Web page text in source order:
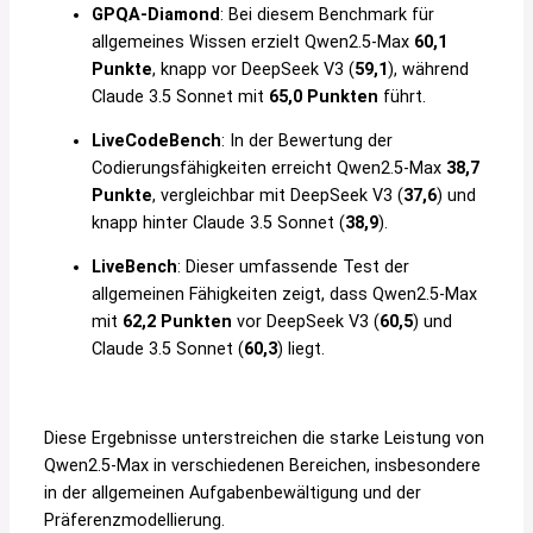
GPQA-Diamond: Bei diesem Benchmark für
allgemeines Wissen erzielt Qwen2.5-Max 60,1
Punkte, knapp vor DeepSeek V3 (59,1), während
Claude 3.5 Sonnet mit 65,0 Punkten führt.
LiveCodeBench: In der Bewertung der
Codierungsfähigkeiten erreicht Qwen2.5-Max 38,7
Punkte, vergleichbar mit DeepSeek V3 (37,6) und
knapp hinter Claude 3.5 Sonnet (38,9).
LiveBench: Dieser umfassende Test der
allgemeinen Fähigkeiten zeigt, dass Qwen2.5-Max
mit 62,2 Punkten vor DeepSeek V3 (60,5) und
Claude 3.5 Sonnet (60,3) liegt.
Diese Ergebnisse unterstreichen die starke Leistung von
Qwen2.5-Max in verschiedenen Bereichen, insbesondere
in der allgemeinen Aufgabenbewältigung und der
Präferenzmodellierung.